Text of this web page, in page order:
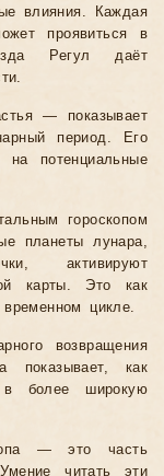
влияния. Каждая
проявиться в
Регул даёт
— показывает
период. Его
потенциальные
гороскопом
планеты лунара,
активируют
карты. Это как
цикле.
возвращения
показывает, как
в более широкую
— это часть
читать эти